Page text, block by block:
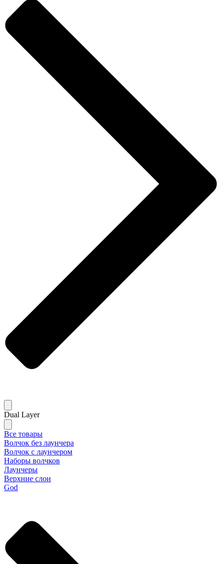
Dual Layer
Все товары
Волчок без лаунчера
Волчок с лаунчером
Наборы волчков
Лаунчеры
Верхние слои
God